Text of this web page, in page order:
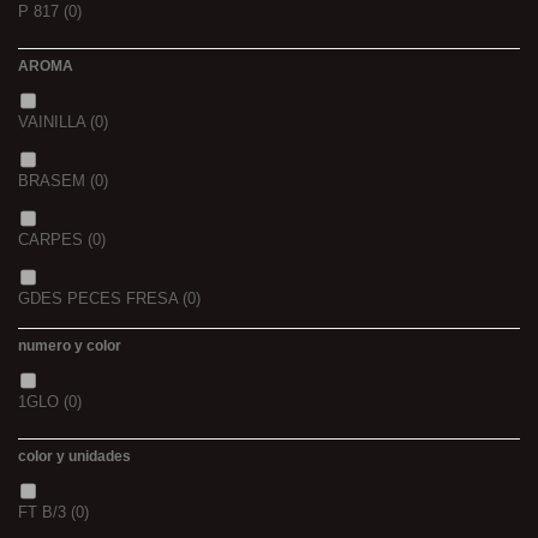
2,3
(0)
P 817 (0)
AROMA
VAINILLA(0)
BRASEM (0)
CARPES (0)
GDES PECES FRESA(0)
GDES. PECES MAIZ
GDES. PECES SCOPEX
numero y color
1GLO (0)
color y unidades
FT B/3 (0)